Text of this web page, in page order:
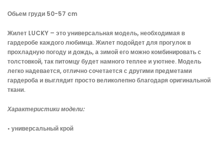
Обьем груди 50-57 cm
Жилет LUCKY – это универсальная модель, необходимая в
гардеробе каждого любимца. Жилет подойдет для прогулок в
прохладную погоду и дождь, а зимой его можно комбинировать с
толстовкой, так питомцу будет намного теплее и уютнее. Модель
легко надевается, отлично сочетается с другими предметами
гардероба и выглядит просто великолепно благодаря оригинальной
ткани.
Характеристики модели:
• универсальный крой